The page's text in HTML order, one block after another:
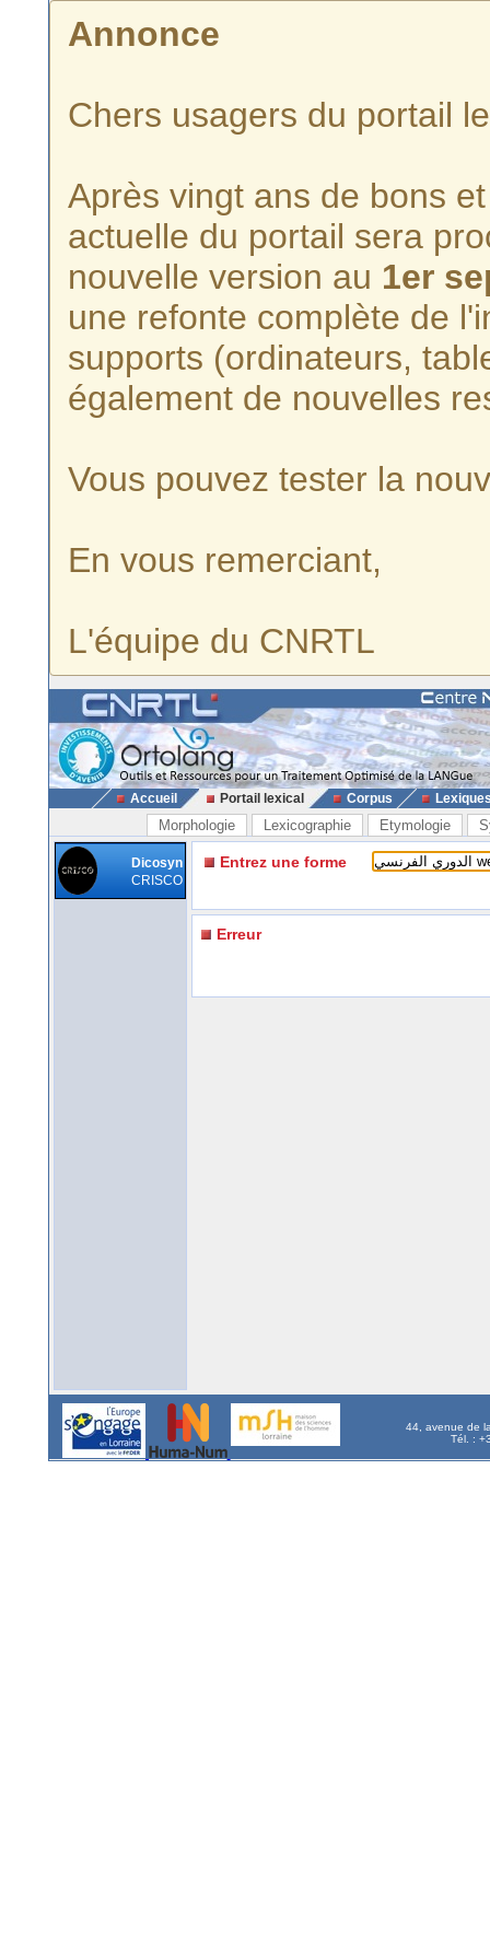
Annonce
Chers usagers du portail
Après vingt ans de bons
actuelle du portail sera
nouvelle version au 1er
une refonte complète de
supports (ordinateurs,
également de nouvelles
Vous pouvez tester la
En vous remerciant,
L'équipe du CNRTL
Accueil Portail lexical Corpus
Morphologie Lexicographie Etymologie
Dicosyn
CRISCO
Entrez une forme
Erreur
44, avenue de
Tél. :